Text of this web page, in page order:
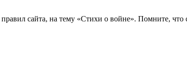
сайта, на тему «Стихи о войне». Помните, что